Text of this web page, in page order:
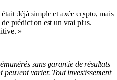
déjà simple et axée crypto, mais
prédiction est un vrai plus.
»
sans garantie de résultats
varier. Tout investissement